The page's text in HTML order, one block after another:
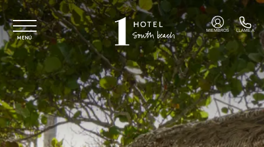
Ir al contenido principal
MENÚ
MIEMBROS LLAME A